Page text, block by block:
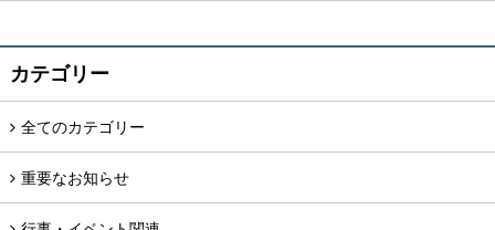
カテゴリー
全てのカテゴリー
重要なお知らせ